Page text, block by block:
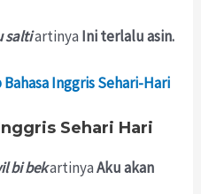
saltiartinya Ini terlalu asin.
Bahasa Inggris Sehari-Hari
Sehari Hari
bi bekartinyaAku akan